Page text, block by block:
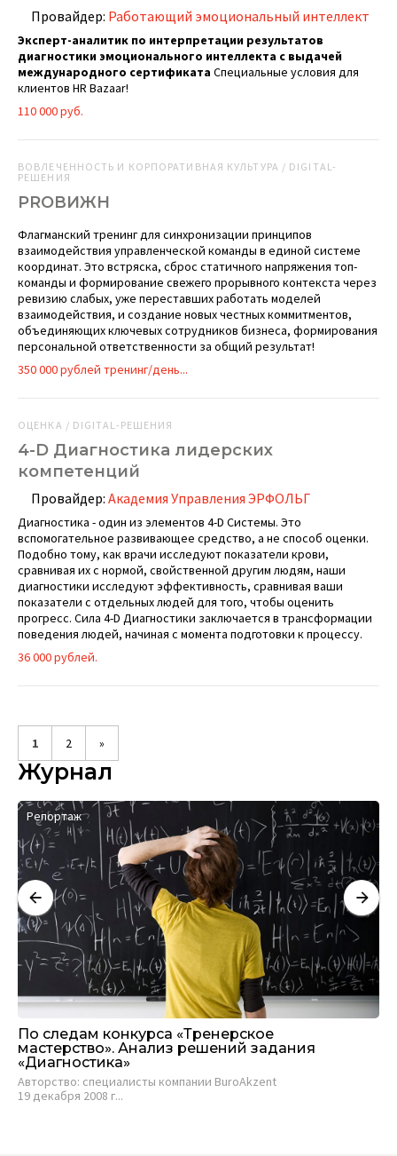
Провайдер: Работающий эмоциональный интеллект
Эксперт-аналитик по интерпретации результатов
диагностики эмоционального интеллекта с выдачей
международного сертификата Специальные условия для
клиентов HR Bazaar!
110 000 руб.
ВОВЛЕЧЕННОСТЬ И КОРПОРАТИВНАЯ КУЛЬТУРА / DIGITAL-
РЕШЕНИЯ
PROВИЖН
Флагманский тренинг для синхронизации принципов
взаимодействия управленческой команды в единой системе
координат. Это встряска, сброс статичного напряжения топ-
команды и формирование свежего прорывного контекста через
ревизию слабых, уже переставших работать моделей
взаимодействия, и создание новых честных коммитментов,
объединяющих ключевых сотрудников бизнеса, формирования
персональной ответственности за общий результат!
350 000 рублей тренинг/день...
ОЦЕНКА / DIGITAL-РЕШЕНИЯ
4-D Диагностика лидерских
компетенций
Провайдер: Академия Управления ЭРФОЛЬГ
Диагностика - один из элементов 4-D Системы. Это
вспомогательное развивающее средство, а не способ оценки.
Подобно тому, как врачи исследуют показатели крови,
сравнивая их с нормой, свойственной другим людям, наши
диагностики исследуют эффективность, сравнивая ваши
показатели с отдельных людей для того, чтобы оценить
прогресс. Сила 4-D Диагностики заключается в трансформации
поведения людей, начиная с момента подготовки к процессу.
36 000 рублей.
1 2 »
Журнал
Репортаж
По следам конкурса «Тренерское
мастерство». Анализ решений задания
«Диагностика»
Авторство: специалисты компании BuroAkzent
19 декабря 2008 г...